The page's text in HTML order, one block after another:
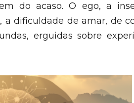
do acaso. O ego, a
a dificuldade de amar, de
erguidas sobre